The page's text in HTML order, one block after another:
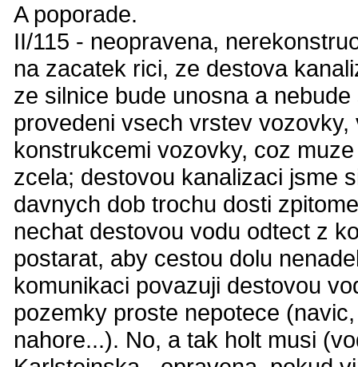
A poporade.
II/115 - neopravena,
na zacatek rici, ze destova
ze silnice bude unosna a
provedeni vsech vrstev
konstrukcemi vozovky, coz
zcela; destovou kanalizaci jsme
davnych dob trochu dosti
nechat destovou vodu odtect z
postarat, aby cestou dolu
komunikaci povazuji destovou
pozemky proste nepotece
nahore...). No, a tak holt musi